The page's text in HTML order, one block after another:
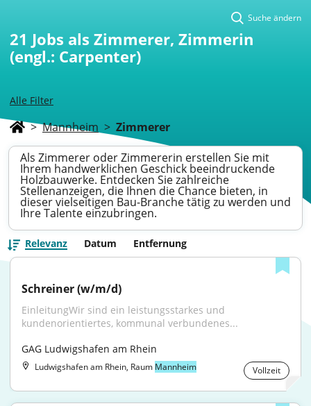
Alle Filter
Suche ändern
21 Jobs als Zimmerer, Zimmerin
(engl.: Carpenter)
> Mannheim > Zimmerer
Als Zimmerer oder Zimmererin erstellen Sie mit
Ihrem handwerklichen Geschick beeindruckende
Holzbauwerke. Entdecken Sie zahlreiche
Stellenanzeigen, die Ihnen die Chance bieten, in
dieser vielseitigen Bau-Branche tätig zu werden und
Ihre Talente einzubringen.
Relevanz Datum Entfernung
Schreiner (w/m/d)
EinleitungWir sind ein leistungsstarkes und
kundenorientiertes, kommunal verbundenes...
GAG Ludwigshafen am Rhein
Ludwigshafen am Rhein, Raum Mannheim Vollzeit